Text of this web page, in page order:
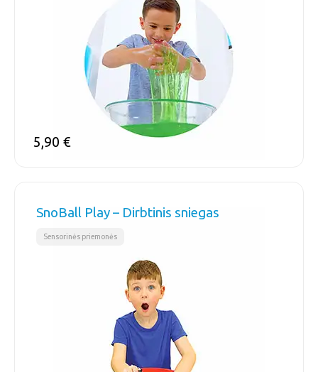
5,90 €
SnoBall Play – Dirbtinis sniegas
Sensorinės priemonės